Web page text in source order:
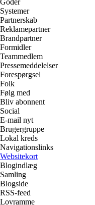
Goder
Systemer
Partnerskab
Reklamepartner
Brandpartner
Formidler
Teammedlem
Pressemeddelelser
Forespørgsel
Folk
Følg med
Bliv abonnent
Social
E-mail nyt
Brugergruppe
Lokal kreds
Navigationslinks
Websitekort
Blogindlæg
Samling
Blogside
RSS-feed
Lovramme